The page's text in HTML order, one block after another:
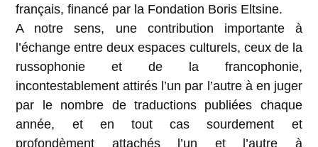
français, financé par la Fondation Boris Eltsine.
A notre sens, une contribution importante à
l’échange entre deux espaces culturels, ceux de la
russophonie et de la francophonie,
incontestablement attirés l’un par l’autre à en juger
par le nombre de traductions publiées chaque
année, et en tout cas sourdement et
profondèment attachés l’un et l’autre à